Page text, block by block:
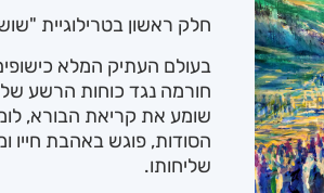
חלק ראשון בטרילוגיית
בעולם העתיק המלא
חורמה נגד כוחות הרשע
שומע את קריאת הבורא,
הסודות, פוגש באהבת חייו
שליחותו.